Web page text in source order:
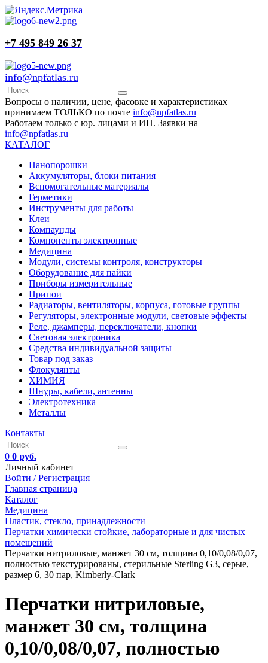
+7 495 849 26 37
info@npfatlas.ru
Вопросы о наличии, цене, фасовке и характеристиках
принимаем ТОЛЬКО по почте info@npfatlas.ru
Работаем только с юр. лицами и ИП. Заявки на
info@npfatlas.ru
КАТАЛОГ
Нанопорошки
Аккумуляторы, блоки питания
Вспомогательные материалы
Герметики
Инструменты для работы
Клеи
Компаунды
Компоненты электронные
Медицина
Модули, системы контроля, конструкторы
Оборудование для пайки
Приборы измерительные
Припои
Радиаторы, вентиляторы, корпуса, готовые группы
Регуляторы, электронные модули, световые эффекты
Реле, джамперы, переключатели, кнопки
Световая электроника
Средства индивидуальной защиты
Товар под заказ
Флокулянты
ХИМИЯ
Шнуры, кабели, антенны
Электротехника
Металлы
Контакты
0 0 руб.
Личный кабинет
Войти / Регистрация
Главная страница
Каталог
Медицина
Пластик, стекло, принадлежности
Перчатки химически стойкие, лабораторные и для чистых
помещений
Перчатки нитриловые, манжет 30 см, толщина 0,10/0,08/0,07,
полностью текстурированы, стерильные Sterling G3, серые,
размер 6, 30 пар, Kimberly-Clark
Перчатки нитриловые,
манжет 30 см, толщина
0,10/0,08/0,07, полностью